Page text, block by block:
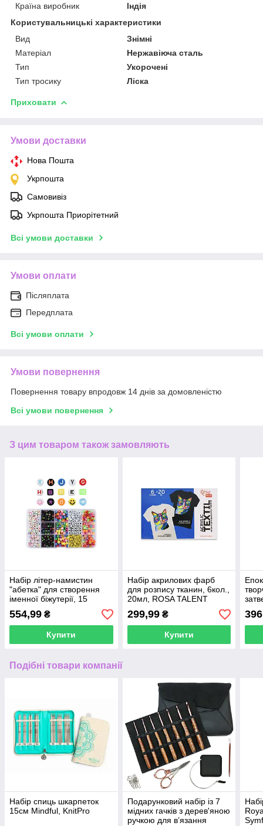
Країна виробник
Індія
Користувальницькі характеристики
Вид
Знімні
Матеріал
Нержавіюча сталь
Тип
Укорочені
Тип тросику
Ліска
Приховати
Умови доставки
Нова Пошта
Укрпошта
Самовивіз
Укрпошта Приорітетний
Всі умови доставки
Умови оплати
Післяплата
Передплата
Всі умови оплати
Умови повернення
Повернення товару впродовж 14 днів за домовленістю
Всі умови повернення
З цим товаром також замовляють
Набір літер-намистин
"абетка" для створення
іменної біжутерії, 15
осередків
554,99 ₴
Купити
Набір акрилових фарб
для розпису тканин, 6кол.,
20мл, ROSA TALENT
299,99₴
Купити
(1:1)
Подібні товари компанії
Набір спиць шкарпеток
15см Mindful, KnitPro
Подарунковий набір із 7
мідних гачків з дерев'яною
ручкою для вʼязання